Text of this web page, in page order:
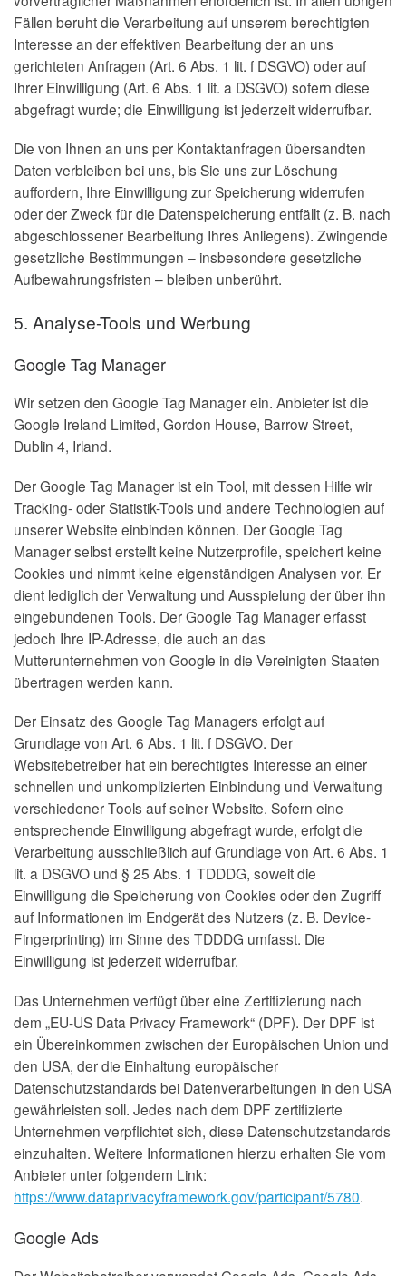
Fällen beruht die Verarbeitung auf unserem berechtigten
Interesse an der effektiven Bearbeitung der an uns
gerichteten Anfragen (Art. 6 Abs. 1 lit. f DSGVO) oder auf
Ihrer Einwilligung (Art. 6 Abs. 1 lit. a DSGVO) sofern diese
abgefragt wurde; die Einwilligung ist jederzeit widerrufbar.
Die von Ihnen an uns per Kontaktanfragen übersandten
Daten verbleiben bei uns, bis Sie uns zur Löschung
auffordern, Ihre Einwilligung zur Speicherung widerrufen
oder der Zweck für die Datenspeicherung entfällt (z. B. nach
abgeschlossener Bearbeitung Ihres Anliegens). Zwingende
gesetzliche Bestimmungen – insbesondere gesetzliche
Aufbewahrungsfristen – bleiben unberührt.
5. Analyse-Tools und Werbung
Google Tag Manager
Wir setzen den Google Tag Manager ein. Anbieter ist die
Google Ireland Limited, Gordon House, Barrow Street,
Dublin 4, Irland.
Der Google Tag Manager ist ein Tool, mit dessen Hilfe wir
Tracking- oder Statistik-Tools und andere Technologien auf
unserer Website einbinden können. Der Google Tag
Manager selbst erstellt keine Nutzerprofile, speichert keine
Cookies und nimmt keine eigenständigen Analysen vor. Er
dient lediglich der Verwaltung und Ausspielung der über ihn
eingebundenen Tools. Der Google Tag Manager erfasst
jedoch Ihre IP-Adresse, die auch an das
Mutterunternehmen von Google in die Vereinigten Staaten
übertragen werden kann.
Der Einsatz des Google Tag Managers erfolgt auf
Grundlage von Art. 6 Abs. 1 lit. f DSGVO. Der
Websitebetreiber hat ein berechtigtes Interesse an einer
schnellen und unkomplizierten Einbindung und Verwaltung
verschiedener Tools auf seiner Website. Sofern eine
entsprechende Einwilligung abgefragt wurde, erfolgt die
Verarbeitung ausschließlich auf Grundlage von Art. 6 Abs. 1
lit. a DSGVO und § 25 Abs. 1 TDDDG, soweit die
Einwilligung die Speicherung von Cookies oder den Zugriff
auf Informationen im Endgerät des Nutzers (z. B. Device-
Fingerprinting) im Sinne des TDDDG umfasst. Die
Einwilligung ist jederzeit widerrufbar.
Das Unternehmen verfügt über eine Zertifizierung nach
dem „EU-US Data Privacy Framework“ (DPF). Der DPF ist
ein Übereinkommen zwischen der Europäischen Union und
den USA, der die Einhaltung europäischer
Datenschutzstandards bei Datenverarbeitungen in den USA
gewährleisten soll. Jedes nach dem DPF zertifizierte
Unternehmen verpflichtet sich, diese Datenschutzstandards
einzuhalten. Weitere Informationen hierzu erhalten Sie vom
Anbieter unter folgendem Link:
https://www.dataprivacyframework.gov/participant/5780.
Google Ads